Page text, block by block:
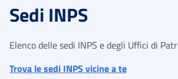
Sedi INPS
Elenco delle sedi INPS e degli Uffici di
Trova le sedi INPS vicine a te